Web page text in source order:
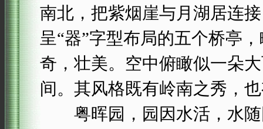
南北，把紫烟崖与月湖居连
呈“器”字型布局的五个桥亭
奇，壮美。空中俯瞰似一朵
间。其风格既有岭南之秀，
粤晖园，园因水活，水随